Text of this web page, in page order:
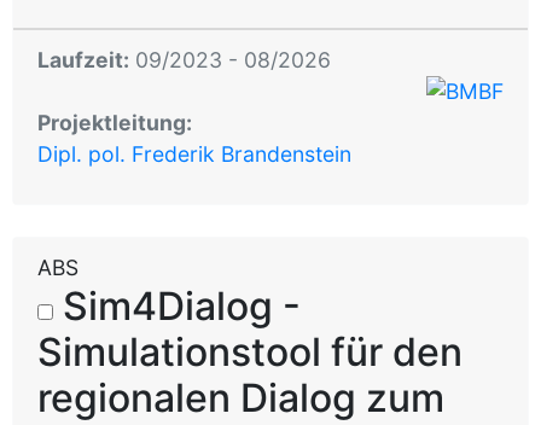
Laufzeit: 09/2023 - 08/2026
Projektleitung:
Dipl. pol. Frederik Brandenstein
ABS
Sim4Dialog -
Simulationstool für den
regionalen Dialog zum